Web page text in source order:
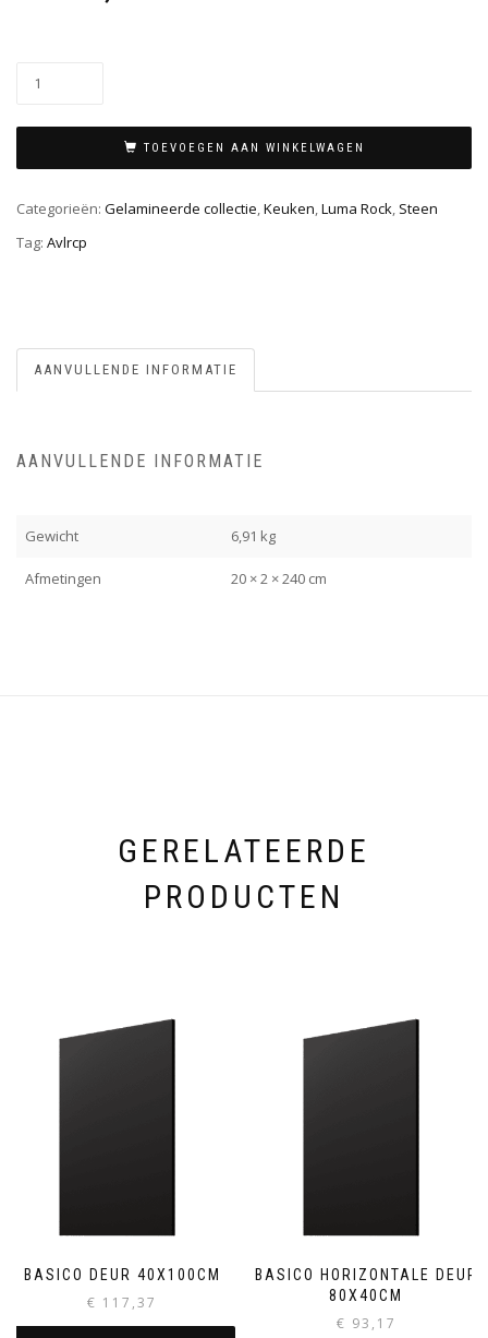
TOEVOEGEN AAN WINKELWAGEN
Categorieën: Gelamineerde collectie,Keuken,Luma Rock, Steen
Tag: Avlrcp
AANVULLENDE INFORMATIE
AANVULLENDE INFORMATIE
Gewicht 6,91 kg
Afmetingen 20 × 2 × 240 cm
GERELATEERDE
PRODUCTEN
BASICO DEUR 40X100CM
€ 117,37
BASICO HORIZONTALE DEUR
80X40CM
€ 93,17